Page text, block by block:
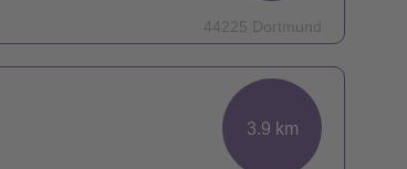
44225 Dortmund
3.9 km